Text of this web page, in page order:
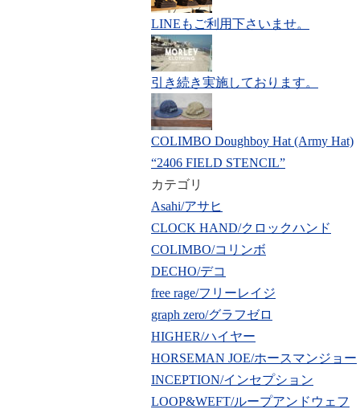
LINEもご利用下さいませ。
引き続き実施しております。
COLIMBO Doughboy Hat (Army Hat)
“2406 FIELD STENCIL”
カテゴリ
Asahi/アサヒ
CLOCK HAND/クロックハンド
COLIMBO/コリンボ
DECHO/デコ
free rage/フリーレイジ
graph zero/グラフゼロ
HIGHER/ハイヤー
HORSEMAN JOE/ホースマンジョー
INCEPTION/インセプション
LOOP&WEFT/ループアンドウェフ